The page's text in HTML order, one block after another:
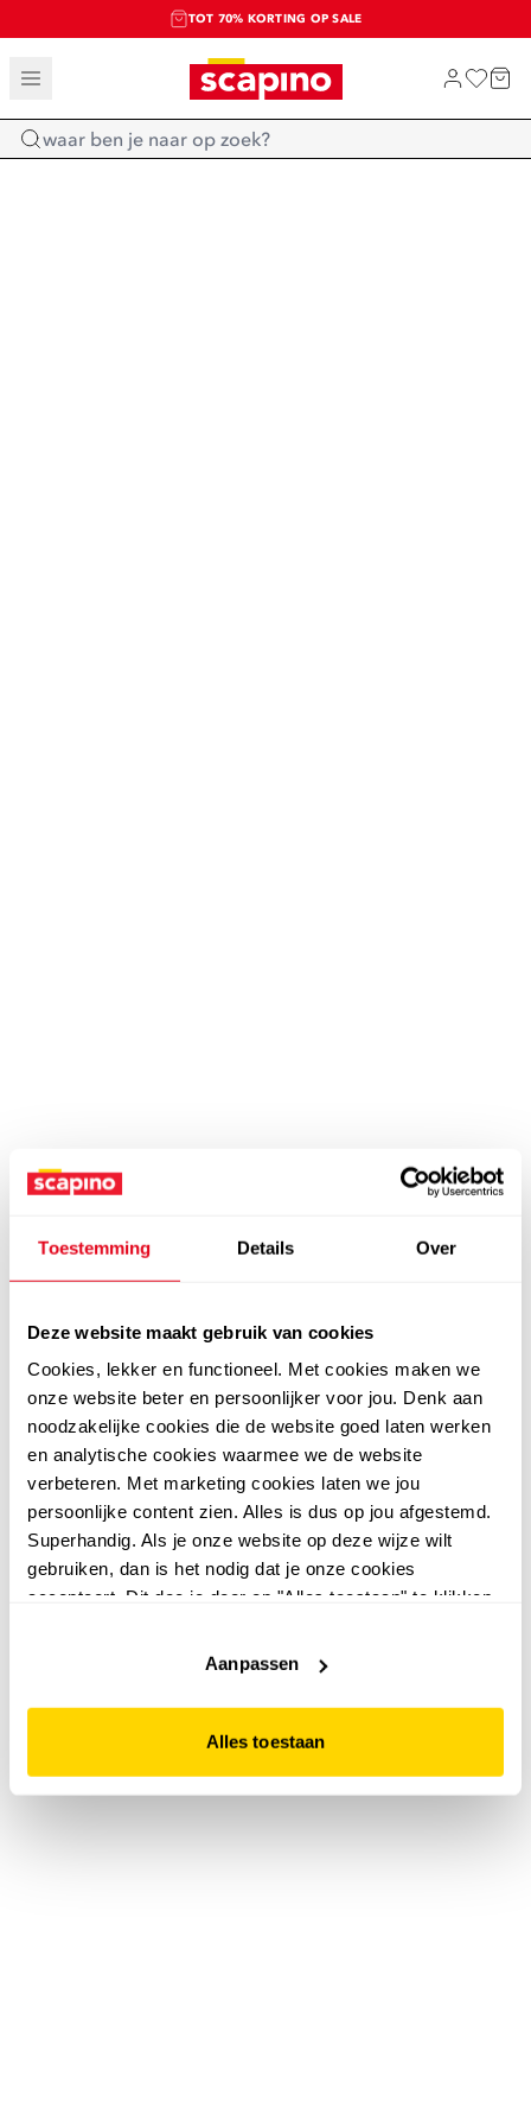
Toestemming Details Over
Deze website maakt gebruik van cookies
Cookies, lekker en functioneel. Met cookies maken we
onze website beter en persoonlijker voor jou. Denk aan
noodzakelijke cookies die de website goed laten werken
en analytische cookies waarmee we de website
verbeteren. Met marketing cookies laten we jou
persoonlijke content zien. Alles is dus op jou afgestemd.
Superhandig. Als je onze website op deze wijze wilt
gebruiken, dan is het nodig dat je onze cookies
accepteert. Dit doe je door op "Alles toestaan" te klikken.
website niet optimaal functioneert.
Aanpassen
Alles toestaan
TOT 70% KORTING OP SALE
SALE: LAATSTE KANS!
SHOP NIEUW
Home